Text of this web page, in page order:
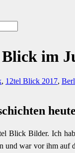
im
, 12tel Blick 2017,
Blick Bilder. Ich
und war vor ihm auf